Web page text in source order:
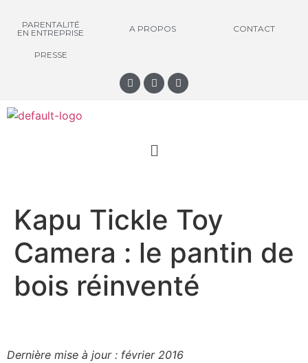
PARENTALITÉ
EN ENTREPRISE
A PROPOS CONTACT
PRESSE
Kapu Tickle Toy
Camera : le pantin de
bois réinventé
Dernière mise à jour : février 2016